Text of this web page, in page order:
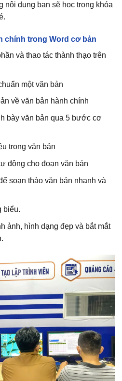
nội dung bạn sẽ học trong khóa
chính trong Word cơ bản
và thao tác thành thạo trên
một văn bản
về văn bản hành chính
bày văn bản qua 5 bước cơ
trong văn bản
động cho đoạn văn bản
soạn thảo văn bản nhanh và
biểu.
ảnh, hình dạng đẹp và bắt mắt